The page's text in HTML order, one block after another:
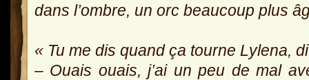
dans l’ombre, un orc beaucoup plus
« Tu me dis quand ça tourne Lylena,
– Ouais ouais, j’ai un peu de mal